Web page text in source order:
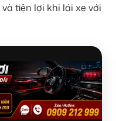
tiện lợi khi lái xe với